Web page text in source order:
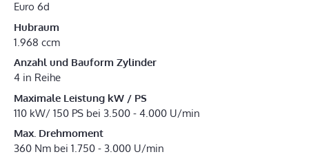
Euro 6d
Hubraum
1.968 ccm
Anzahl und Bauform Zylinder
4 in Reihe
Maximale Leistung kW / PS
110 kW/ 150 PS bei 3.500 - 4.000 U/min
Max. Drehmoment
360 Nm bei 1.750 - 3.000 U/min